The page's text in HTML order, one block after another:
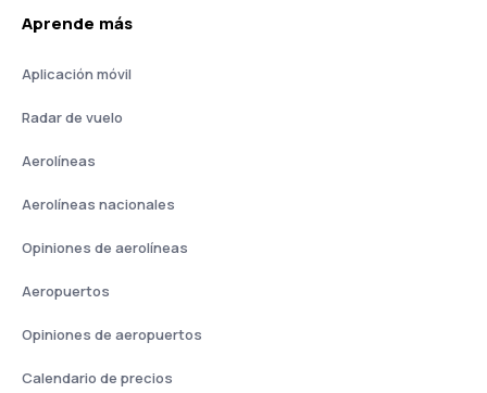
Aprende más
Aplicación móvil
Radar de vuelo
Aerolíneas
Aerolíneas nacionales
Opiniones de aerolíneas
Aeropuertos
Opiniones de aeropuertos
Calendario de precios